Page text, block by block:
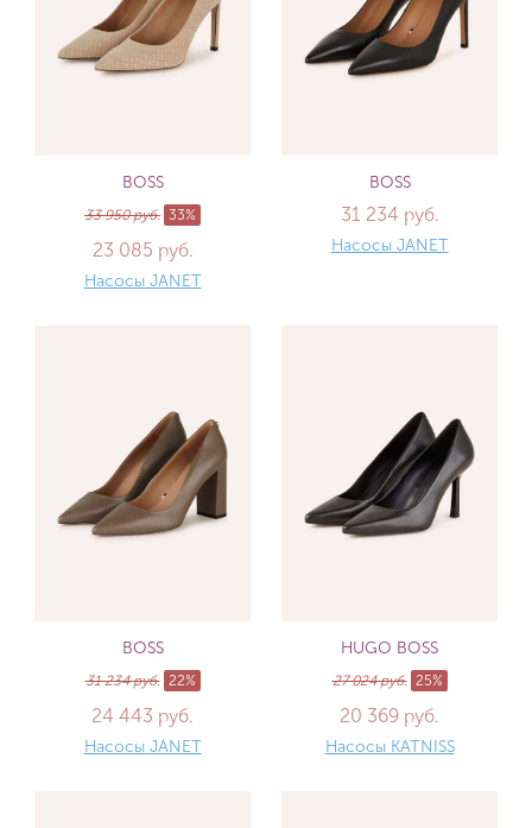
BOSS
33 950 руб. 33%
23 085 руб.
Насосы JANET
BOSS
31 234 руб.
Насосы JANET
BOSS
31 234 руб. 22%
24 443 руб.
Насосы JANET
HUGO BOSS
27 024 руб. 25%
20 369 руб.
Насосы KATNISS